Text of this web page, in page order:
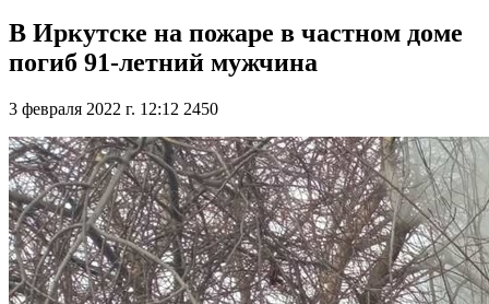
В Иркутске на пожаре в частном доме
погиб 91-летний мужчина
3 февраля 2022 г. 12:12 2450